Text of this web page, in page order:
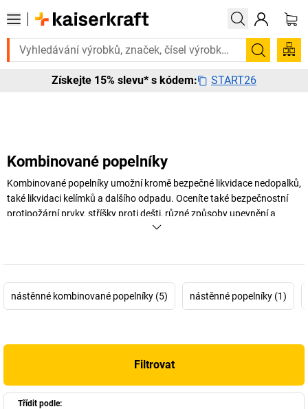
urgentně? Vybrané bestsellery doručíme do 72 hodin. Prohlédněte
Hledání
Získejte 15% slevu* s kódem: START26
Kombinované popelníky
Kombinované popelníky umožní kromě bezpečné likvidace nedopalků,
také likvidaci kelímků a dalšího odpadu. Oceníte také bezpečnostní
protipožární prvky, stříšky proti dešti, různé způsoby upevnění a
široký výběr materiálů a barev. Vyberte si vhodný odpadkový koš s
nástěnné kombinované popelníky (5) nástěnné popelníky (1)
Filtrovat
Třídit podle: